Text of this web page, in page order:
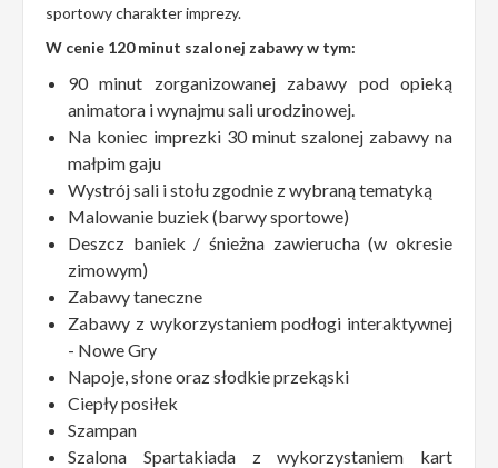
sportowy charakter imprezy.
W cenie 120 minut szalonej zabawy w tym:
90 minut zorganizowanej zabawy pod opieką
animatora i wynajmu sali urodzinowej.
Na koniec imprezki 30 minut szalonej zabawy na
małpim gaju
Wystrój sali i stołu zgodnie z wybraną tematyką
Malowanie buziek (barwy sportowe)
Deszcz baniek / śnieżna zawierucha (w okresie
zimowym)
Zabawy taneczne
Zabawy z wykorzystaniem podłogi interaktywnej
- Nowe Gry
Napoje, słone oraz słodkie przekąski
Ciepły posiłek
Szampan
Szalona Spartakiada z wykorzystaniem kart